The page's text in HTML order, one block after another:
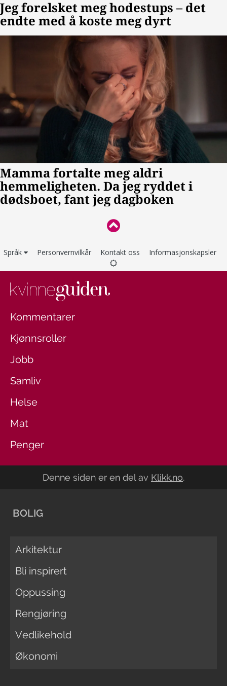
Språk Personvernvilkår Kontakt oss Informasjonskapsler
Kommentarer
Kjønnsroller
Jobb
Samliv
Helse
Mat
Penger
Denne siden er en del av Klikk.no.
BOLIG
Arkitektur
Bli inspirert
Oppussing
Rengjøring
Vedlikehold
Økonomi